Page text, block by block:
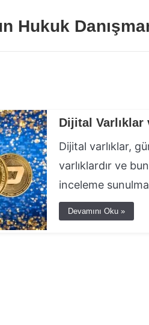
Hukuk
Dijital Varlıklar
Dijital varlıklar,
varlıklardır ve
inceleme
Devamını Oku »